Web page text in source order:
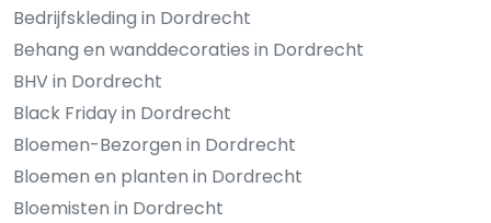
Bedrijfskleding in Dordrecht
Behang en wanddecoraties in Dordrecht
BHV in Dordrecht
Black Friday in Dordrecht
Bloemen-Bezorgen in Dordrecht
Bloemen en planten in Dordrecht
Bloemisten in Dordrecht